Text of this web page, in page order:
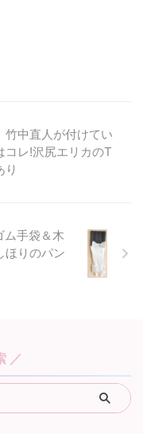
竹中直人が付けてい
コレ!沢尻エリカのT
り
ム手袋＆木
ほりのパン
／